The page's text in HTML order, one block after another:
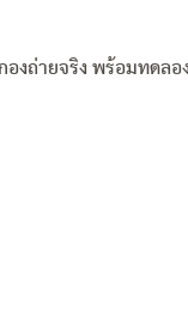
องถ่ายจริง พร้อมทดล